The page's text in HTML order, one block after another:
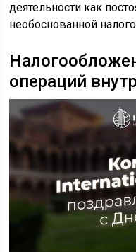
деятельности как
необоснованной
операций